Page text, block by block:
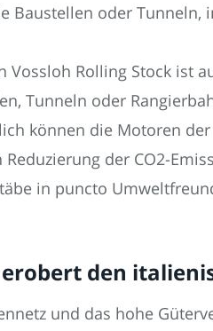
Baustellen oder
Vossloh Rolling Stock
Tunneln oder
können die Motoren
der CO2-
in puncto
erobert den
und das hohe